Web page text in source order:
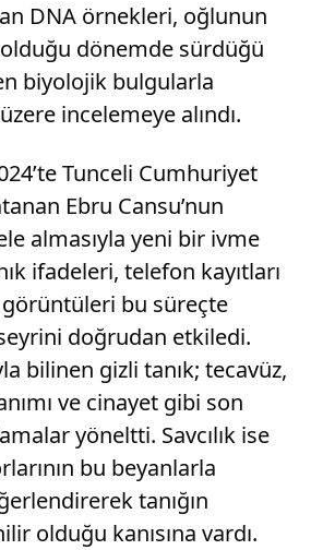
DNA örnekleri, oğlunun
dönemde sürdüğü
biyolojik bulgularla
incelemeye alındı.
Tunceli Cumhuriyet
Ebru Cansu’nun
almasıyla yeni bir ivme
ifadeleri, telefon kayıtları
bu süreçte
doğrudan etkiledi.
bilinen gizli tanık; tecavüz,
ve cinayet gibi son
yöneltti. Savcılık ise
bu beyanlarla
tanığın
olduğu kanısına vardı.